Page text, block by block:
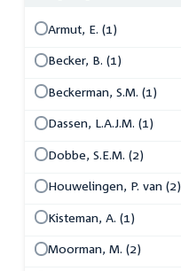
Armut, E. (1)
Becker, B. (1)
Beckerman, S.M. (1)
Dassen, L.A.J.M. (1)
Dobbe, S.E.M. (2)
Houwelingen, P. van (2)
Kisteman, A. (1)
Moorman, M. (2)